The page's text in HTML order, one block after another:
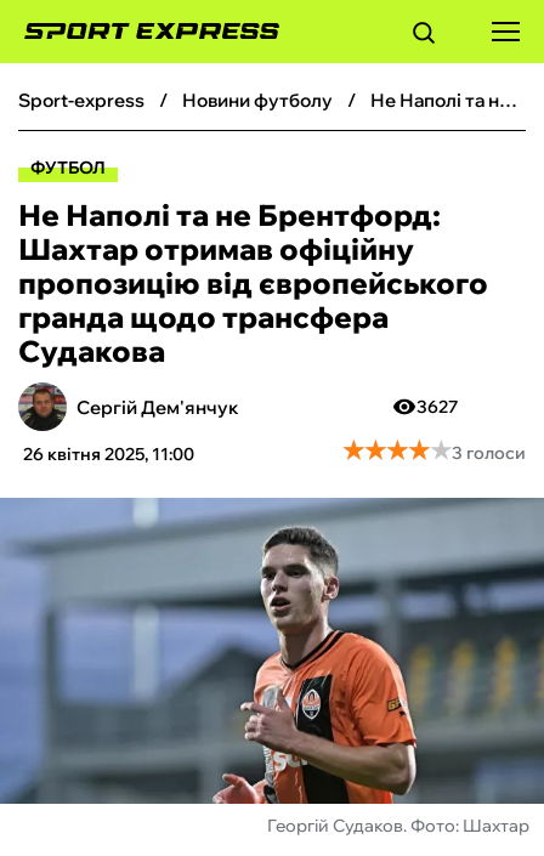
ФУТБОЛ
БОКС
ХОКЕЙ
ТЕНІС
КІБЕРСПОРТ
ЧС-2026
ФУТЗАЛ
sport-express новини футболу Не Наполі та не Брентфорд: Шахтар отримав офіційну пропозицію від європейського гранда щодо трансфера Судакова
ФУТБОЛ
Не Наполі та не Брентфорд:
Шахтар отримав офіційну
пропозицію від європейського
гранда щодо трансфера
Судакова
Сергій Дем'янчук
26 квітня 2025, 11:00
3627
★★★★★
★★★★★3 голоси
Георгій Судаков. Фото: Шахтар